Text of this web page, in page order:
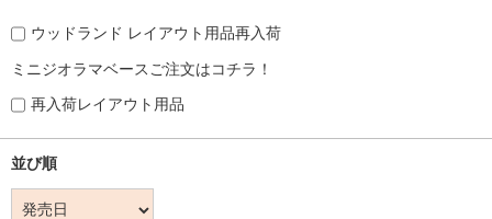
ウッドランド レイアウト用品再入荷
ミニジオラマベースご注文はコチラ！
再入荷レイアウト用品
並び順